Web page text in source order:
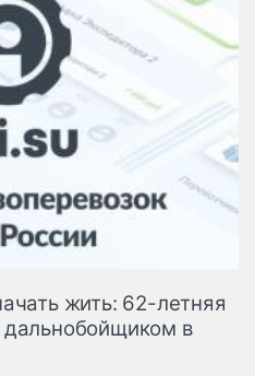
жить: 62-летняя
дальнобойщиком в